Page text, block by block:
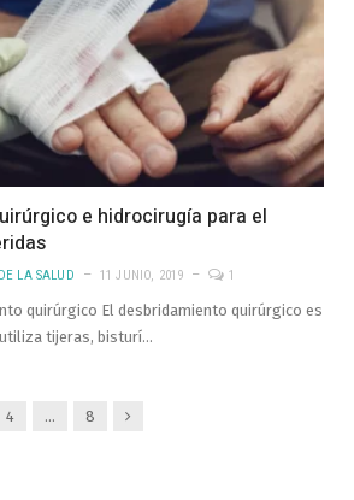
e hidrocirugía para el
LA SALUD 11 JUNIO, 2019 1
quirúrgico El desbridamiento quirúrgico es
tijeras, bisturí…
4 … 8 Siguiente